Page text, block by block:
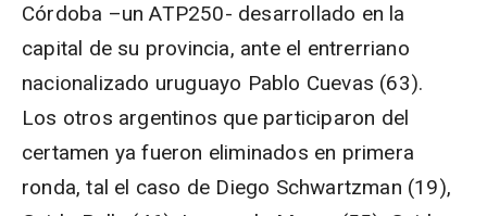
Córdoba –un ATP250- desarrollado en la
capital de su provincia, ante el entrerriano
nacionalizado uruguayo Pablo Cuevas (63).
Los otros argentinos que participaron del
certamen ya fueron eliminados en primera
ronda, tal el caso de Diego Schwartzman (19),